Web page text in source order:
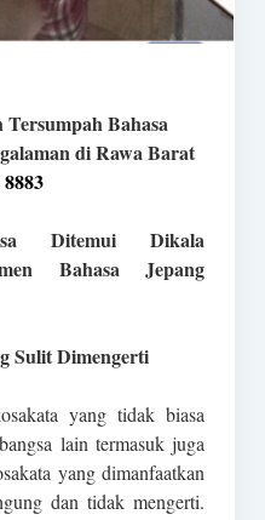
Bahasa
di Rawa Barat
Ditemui Dikala
Bahasa Jepang
Sulit Dimengerti
yang tidak biasa
lain termasuk juga
yang dimanfaatkan
dan tidak mengerti.